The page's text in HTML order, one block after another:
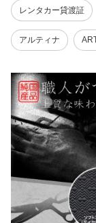
レンタカー貸渡証
アルティナ